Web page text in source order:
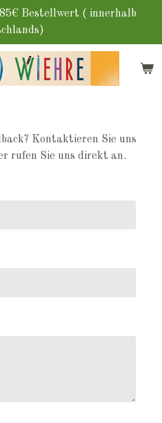
Bestellwert ( innerhalb
Kontaktieren Sie uns
rufen Sie uns direkt an.